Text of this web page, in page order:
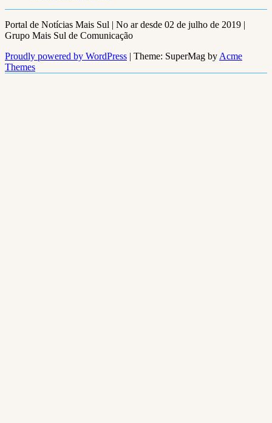
Portal de Notícias Mais Sul | No ar desde 02 de julho de 2019 |
Grupo Mais Sul de Comunicação
Proudly powered by WordPress | Theme: SuperMag by Acme
Themes